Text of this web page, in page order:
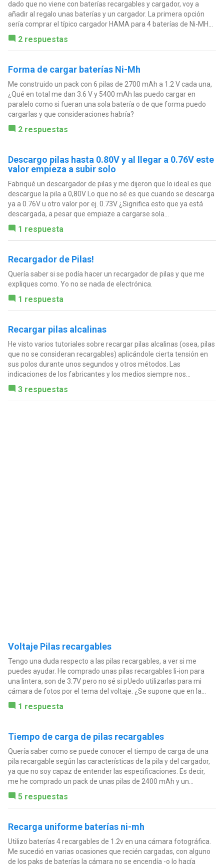
dado que no viene con baterías recargables y cargador, voy a
añadir al regalo unas baterías y un cargador. La primera opción
sería comprar el típico cargador HAMA para 4 baterías de Ni-MH...
2 respuestas
Forma de cargar baterías Ni-Mh
Me construido un pack con 6 pilas de 2700 mAh a 1.2 V cada una,
¿Qué en total me dan 3.6 V y 5400 mAh las puedo cargar en
paralelo como si fueran una sola batería o de que forma puedo
cargarlas y que consideraciones habría?
2 respuestas
Descargo pilas hasta 0.80V y al llegar a 0.76V este
valor empieza a subir solo
Fabriqué un descargador de pilas y me dijeron que lo ideal es que
descargue la pila a 0,80V Lo que no sé es que cuando se descarga
ya a 0.76V u otro valor por ej. 0.73V ¿Significa esto que ya está
descargada, a pesar que empiaze a cargarse sola...
1 respuesta
Recargador de Pilas!
Quería saber si se podía hacer un recargador de pilas y que me
expliques como. Yo no se nada de electrónica.
1 respuesta
Recargar pilas alcalinas
He visto varios tutoriales sobre recargar pilas alcalinas (osea, pilas
que no se consideran recargables) aplicándole cierta tensión en
sus polos durante unos segundos y otros métodos. Las
indicaciones de los fabricantes y los medios siempre nos...
3 respuestas
Voltaje Pilas recargables
Tengo una duda respecto a las pilas recargables, a ver si me
puedes ayudar. He comprado unas pilas recargables li-ion para
una lintera, son de 3.7V pero no sé si pUedo utilizarlas para mi
cámara de fotos por el tema del voltaje. ¿Se supone que en la...
1 respuesta
Tiempo de carga de pilas recargables
Quería saber como se puede conocer el tiempo de carga de una
pila recargable según las características de la pila y del cargador,
ya que no soy capaz de entender las especificaciones. Es decir,
me he comprado un pack de unas pilas de 2400 mAh y un...
5 respuestas
Recarga uniforme baterías ni-mh
Utilizo baterías 4 recargables de 1.2v en una cámara fotográfica.
Me sucedió en varias ocasiones que recién cargadas, con alguno
de los paks de baterías la cámara no se encendía -o lo hacía